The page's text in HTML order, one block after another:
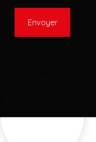
Envoyer